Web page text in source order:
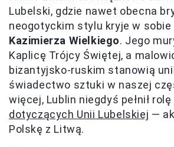
Lubelski, gdzie nawet obecna
neogotyckim stylu kryje w sobie
Kazimierza Wielkiego. Jego
Kaplicę Trójcy Świętej, a
bizantyjsko-ruskim stanowią
świadectwo sztuki w naszej
więcej, Lublin niegdyś pełnił rolę
dotyczących Unii Lubelskiej —
Polskę z Litwą.